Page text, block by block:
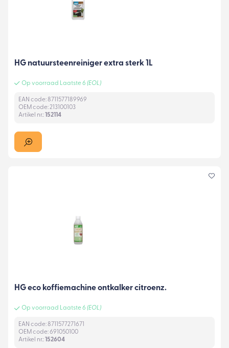
HG natuursteenreiniger extra sterk 1L
Op voorraad Laatste 6 (EOL)
EAN code: 8711577189969
OEM code: 213100103
Artikel nr.:152114
HG eco koffiemachine ontkalker citroenz.
Op voorraad Laatste 6 (EOL)
EAN code: 8711577271671
OEM code: 691050100
Artikel nr.: 152604